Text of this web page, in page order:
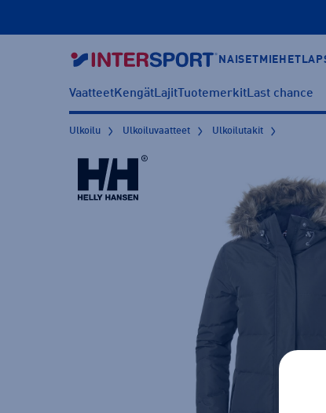
NAISET MIEHET
VaatteetKengätLajitTuotemerkitLast chance
Ulkoilu Ulkoiluvaatteet Ulkoilutakit